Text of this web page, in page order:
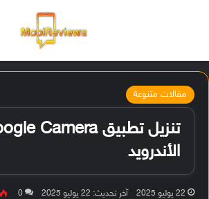
مقالات متنوعة
الأندرويد
22 يوليو 2025 آخر تحديث: 22 يوليو 2025 0